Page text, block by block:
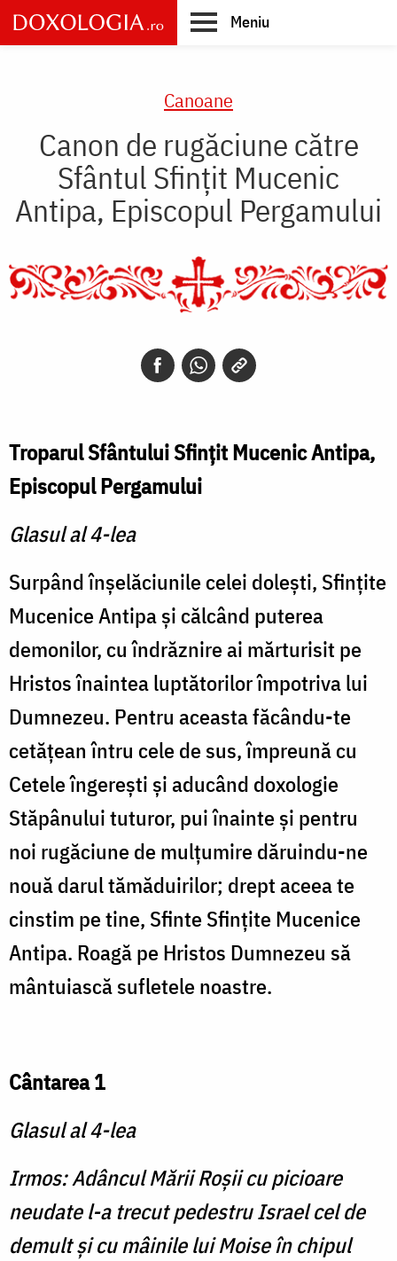
Skip
to
main
Meniu
Canoane
Canon de rugăciune către
Sfântul Sfinţit Mucenic
Antipa, Episcopul Pergamului
Troparul Sfântului Sfinţit Mucenic Antipa,
Episcopul Pergamului
Glasul al 4-lea
Surpând înşelăciunile celei doleşti, Sfinţite
Mucenice Antipa şi călcând puterea
demonilor, cu îndrăznire ai mărturisit pe
Hristos înaintea luptătorilor împotriva lui
Dumne­zeu. Pentru aceasta făcându-te
cetăţean întru cele de sus, împreună cu
Cetele îngereşti şi aducând doxologie
Stăpânului tuturor, pui înainte şi pentru
noi rugăciune de mulţumire dăruindu-ne
nouă darul tămăduirilor; drept aceea te
cinstim pe tine, Sfinte Sfinţite Mucenice
Antipa. Roagă pe Hristos Dumnezeu să
mântu­iască sufletele noastre.
Cântarea 1
Glasul al 4-lea
Irmos: Adâncul Mării Roşii cu picioare
neudate l-a trecut pedestru Israel cel de
demult şi cu mâinile lui Moise în chipul